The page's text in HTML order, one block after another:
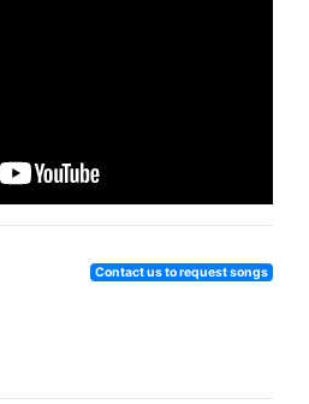
Contact us to request songs